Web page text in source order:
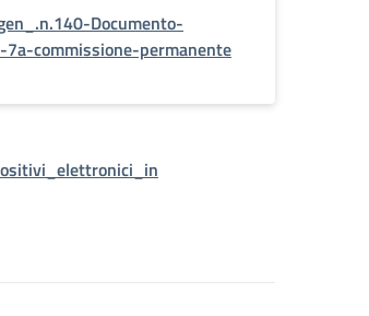
Documento-
commissione-permanente